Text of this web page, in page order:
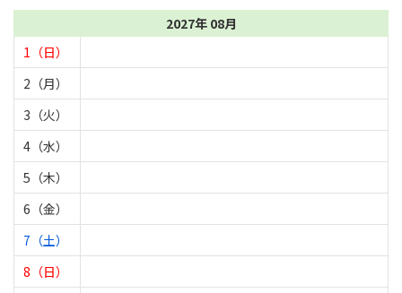
2027年 08月
1（日）
2（月）
3（火）
4（水）
5（木）
6（金）
7（土）
8（日）